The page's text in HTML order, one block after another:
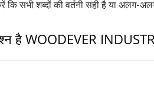
कि सभी शब्दों की वर्तनी सही है या अलग-
है WOODEVER